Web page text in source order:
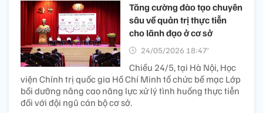
Tăng cường đào tạo chuyên
sâu về quản trị thực tiễn
cho lãnh đạo ở cơ sở
24/05/2026 18:47’
Chiều 24/5, tại Hà Nội, Học
viện Chính trị quốc gia Hồ Chí Minh tổ chức bế mạc Lớp
bồi dưỡng nâng cao năng lực xử lý tình huống thực tiễn
đối với đội ngũ cán bộ cơ sở.